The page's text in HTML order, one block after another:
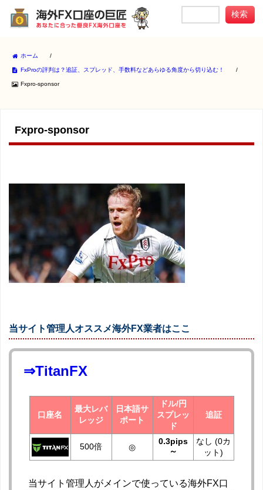
ホーム /
FxProの評判は？追証、スプレッド、手数料などあらゆる角度から切り込む！ /
Fxpro-sponsor
Fxpro-sponsor
当サイト管理人オススメ海外FX業者はここ
⇒TitanFX
口座名
最大レバ
レッジ
日本語サ
ポート
ドル/円
スプレッ
ド
追証
500倍 ◎
0.3pips
～
なし (0カ
ット)
当サイト管理人がメインで使っている海外FX口